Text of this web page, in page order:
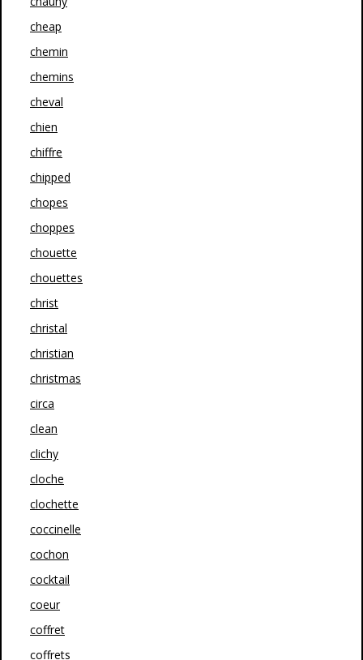
cheap
chemin
chemins
cheval
chien
chiffre
chipped
chopes
choppes
chouette
chouettes
christ
christal
christian
christmas
circa
clean
clichy
cloche
clochette
coccinelle
cochon
cocktail
coeur
coffret
coffrets